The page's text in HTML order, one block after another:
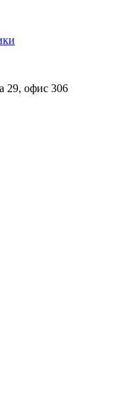
29, офис 306